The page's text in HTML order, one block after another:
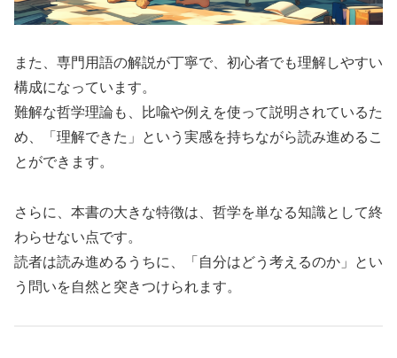
また、専門用語の解説が丁寧で、初心者でも理解しやすい
構成になっています。
難解な哲学理論も、比喩や例えを使って説明されているた
め、「理解できた」という実感を持ちながら読み進めるこ
とができます。
さらに、本書の大きな特徴は、哲学を単なる知識として終
わらせない点です。
読者は読み進めるうちに、「自分はどう考えるのか」とい
う問いを自然と突きつけられます。